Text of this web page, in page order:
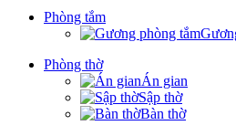
Phòng tắm
Phòng thờ
Án gian
Sập thờ
Bàn thờ